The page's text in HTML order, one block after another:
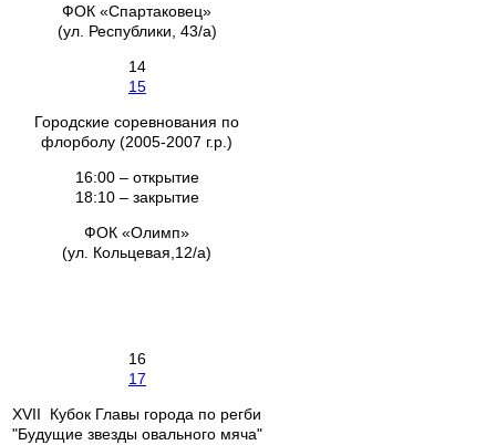
ФОК «Спартаковец»
(ул. Республики, 43/а)
14
15
Городские соревнования по
флорболу (2005-2007 г.р.)
16:00 – открытие
18:10 – закрытие
ФОК «Олимп»
(ул. Кольцевая,12/а)
16
17
XVII Кубок Главы города по регби
"Будущие звезды овального мяча"